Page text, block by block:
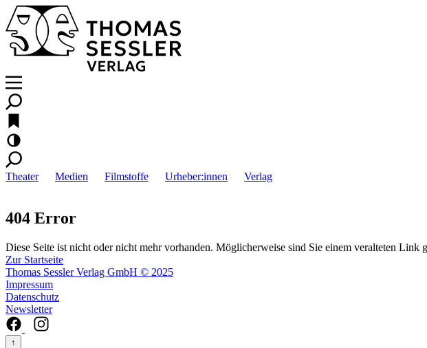
Theater Medien Filmstoffe Urheber:innen Verlag
404 Error
Diese Seite ist nicht oder nicht mehr vorhanden. Möglicherweise sind Sie einem veralteten Link
Zur Startseite
Thomas Sessler Verlag GmbH © 2025
Impressum
Datenschutz
Newsletter
↑